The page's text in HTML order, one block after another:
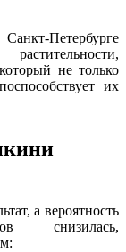
Петербурге
не только
их
а вероятность
снизилась,